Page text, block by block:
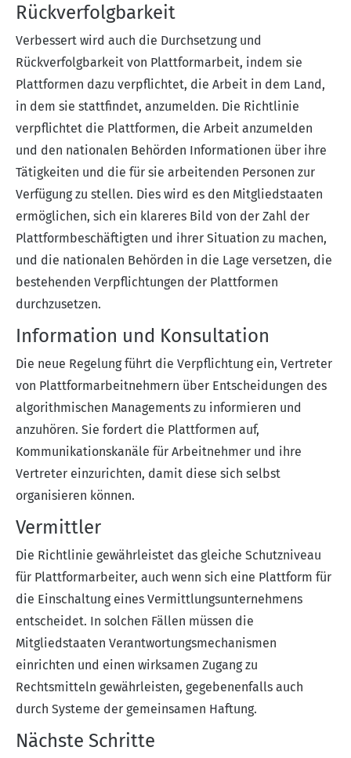
Rückverfolgbarkeit
Verbessert wird auch die Durchsetzung und
Rückverfolgbarkeit von Plattformarbeit, indem sie
Plattformen dazu verpflichtet, die Arbeit in dem Land,
in dem sie stattfindet, anzumelden. Die Richtlinie
verpflichtet die Plattformen, die Arbeit anzumelden
und den nationalen Behörden Informationen über ihre
Tätigkeiten und die für sie arbeitenden Personen zur
Verfügung zu stellen. Dies wird es den Mitgliedstaaten
ermöglichen, sich ein klareres Bild von der Zahl der
Plattformbeschäftigten und ihrer Situation zu machen,
und die nationalen Behörden in die Lage versetzen, die
bestehenden Verpflichtungen der Plattformen
durchzusetzen.
Information und Konsultation
Die neue Regelung führt die Verpflichtung ein, Vertreter
von Plattformarbeitnehmern über Entscheidungen des
algorithmischen Managements zu informieren und
anzuhören. Sie fordert die Plattformen auf,
Kommunikationskanäle für Arbeitnehmer und ihre
Vertreter einzurichten, damit diese sich selbst
organisieren können.
Vermittler
Die Richtlinie gewährleistet das gleiche Schutzniveau
für Plattformarbeiter, auch wenn sich eine Plattform für
die Einschaltung eines Vermittlungsunternehmens
entscheidet. In solchen Fällen müssen die
Mitgliedstaaten Verantwortungsmechanismen
einrichten und einen wirksamen Zugang zu
Rechtsmitteln gewährleisten, gegebenenfalls auch
durch Systeme der gemeinsamen Haftung.
Nächste Schritte